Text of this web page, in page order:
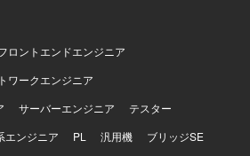
環境（Objective-C、Swiftを用いた
ロントエンドエンジニア
ワークエンジニア
サーバーエンジニア
テスター
エンジニア PL 汎用機
ブリッジSE